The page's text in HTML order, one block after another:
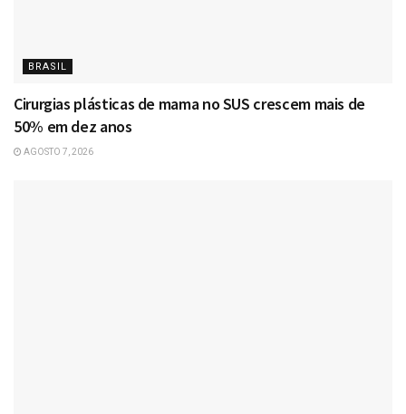
BRASIL
Cirurgias plásticas de mama no SUS crescem mais de
50% em dez anos
AGOSTO 7, 2026